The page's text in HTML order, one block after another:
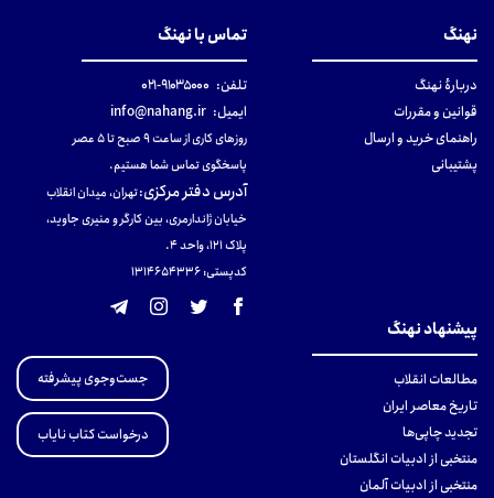
نهنگ
دربارهٔ نهنگ
قوانین و مقررات
راهنمای خرید و ارسال
پشتیبانی
تماس با نهنگ
تلفن: ۹۱۰۳۵۰۰۰-۰۲۱
ایمیل: info@nahang.ir
روزهای کاری از ساعت ۹ صبح تا ۵ عصر
پاسخگوی تماس شما هستیم.
آدرس دفتر مرکزی:تهران، میدان انقلاب
خیابان ژاندارمری، بین کارگر و منیری جاوید،
پلاک 121، واحد ۴.
کدپستی: 131465433۶
پیشنهاد نهنگ
مطالعات انقلاب
تاریخ معاصر ایران
تجدید چاپی‌ها
منتخبی از ادبیات انگلستان
منتخبی از ادبیات آلمان
جست‌وجوی پیشرفته
درخواست کتاب نایاب